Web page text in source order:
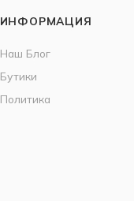
ИНФОРМАЦИЯ
Наш Блог
Бутики
Политика